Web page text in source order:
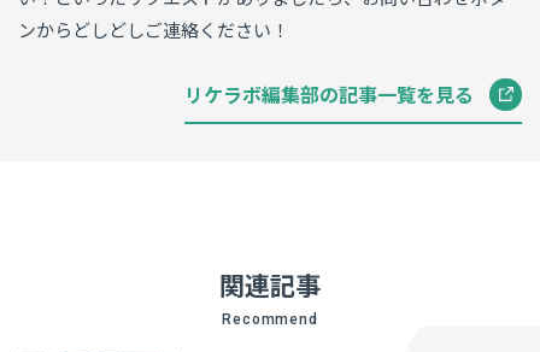
ンからどしどしご連絡ください！
リケラボ編集部の記事一覧を見る
関連記事
Recommend